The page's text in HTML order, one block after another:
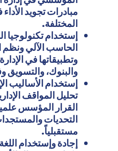
مبادرات تجويد
المختلفة.
إستخدام تكنولوجيا
الحاسب الآلي ونظم
وتطبيقاتها في
والبنوك، والتسويق
إستخدام الأساليب
تحليل المواقف
القرار المؤسس
التحديات
مستقبلياً.
إجادة وإستخدام